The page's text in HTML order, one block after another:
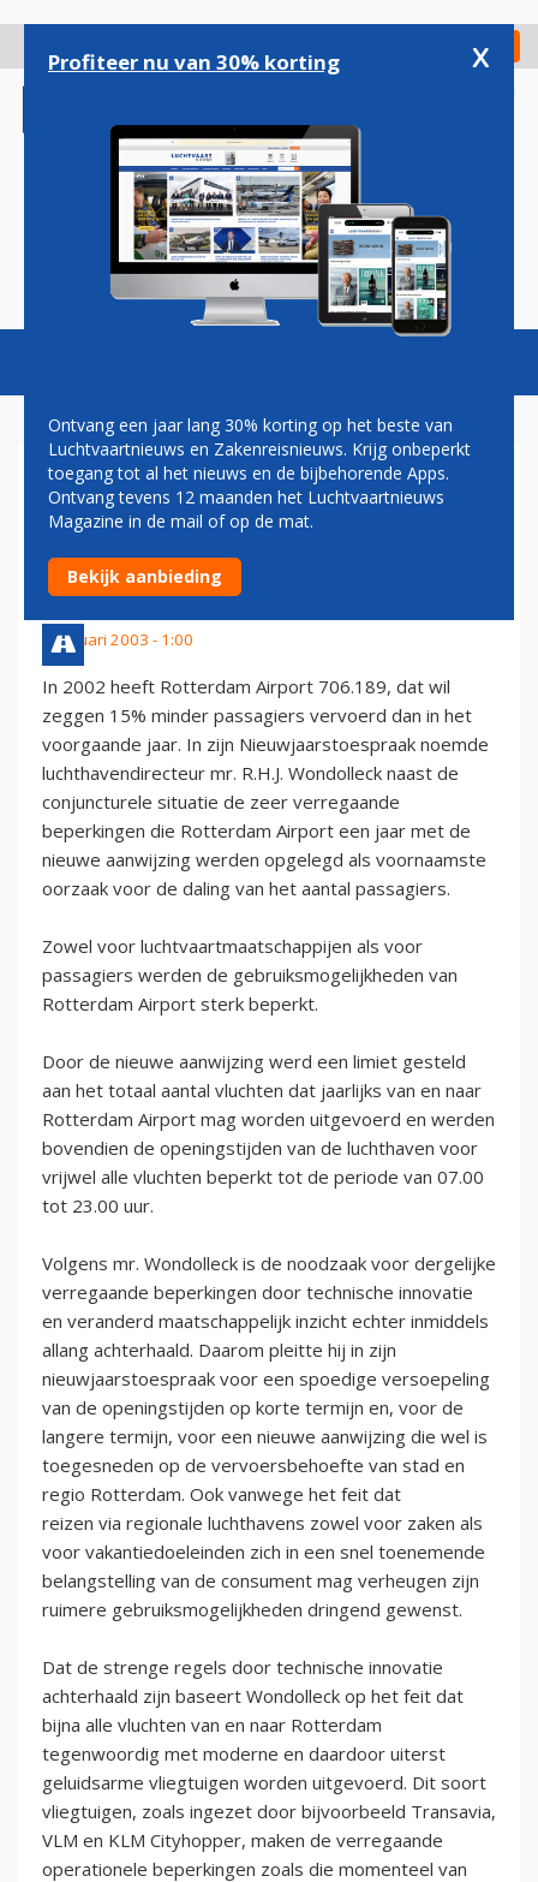
gaan
Check in
Magazine Podcasts Vacatures
VERREGAANDE BEPERKINGEN
BELEMMEREN GROEI
ROTTERDAM AIRPORT
3 januari 2003 - 1:00
In 2002 heeft Rotterdam Airport 706.189, dat wil
zeggen 15% minder passagiers vervoerd dan in het
voorgaande jaar. In zijn Nieuwjaarstoespraak noemde
luchthavendirecteur mr. R.H.J. Wondolleck naast de
conjuncturele situatie de zeer verregaande
beperkingen die Rotterdam Airport een jaar met de
nieuwe aanwijzing werden opgelegd als voornaamste
oorzaak voor de daling van het aantal passagiers.
Zowel voor luchtvaartmaatschappijen als voor
passagiers werden de gebruiksmogelijkheden van
Rotterdam Airport sterk beperkt.
Door de nieuwe aanwijzing werd een limiet gesteld
aan het totaal aantal vluchten dat jaarlijks van en naar
Rotterdam Airport mag worden uitgevoerd en werden
bovendien de openingstijden van de luchthaven voor
vrijwel alle vluchten beperkt tot de periode van 07.00
tot 23.00 uur.
Volgens mr. Wondolleck is de noodzaak voor dergelijke
verregaande beperkingen door technische innovatie
en veranderd maatschappelijk inzicht echter inmiddels
allang achterhaald. Daarom pleitte hij in zijn
nieuwjaarstoespraak voor een spoedige versoepeling
van de openingstijden op korte termijn en, voor de
langere termijn, voor een nieuwe aanwijzing die wel is
toegesneden op de vervoersbehoefte van stad en
regio Rotterdam. Ook vanwege het feit dat
reizen via regionale luchthavens zowel voor zaken als
voor vakantiedoeleinden zich in een snel toenemende
belangstelling van de consument mag verheugen zijn
ruimere gebruiksmogelijkheden dringend gewenst.
Dat de strenge regels door technische innovatie
achterhaald zijn baseert Wondolleck op het feit dat
bijna alle vluchten van en naar Rotterdam
tegenwoordig met moderne en daardoor uiterst
geluidsarme vliegtuigen worden uitgevoerd. Dit soort
vliegtuigen, zoals ingezet door bijvoorbeeld Transavia,
VLM en KLM Cityhopper, maken de verregaande
operationele beperkingen zoals die momenteel van
Profiteer nu van 30% korting x
Ontvang een jaar lang 30% korting op het beste van
Luchtvaartnieuws en Zakenreisnieuws. Krijg onbeperkt
toegang tot al het nieuws en de bijbehorende Apps.
Ontvang tevens 12 maanden het Luchtvaartnieuws
Magazine in de mail of op de mat.
Bekijk aanbieding